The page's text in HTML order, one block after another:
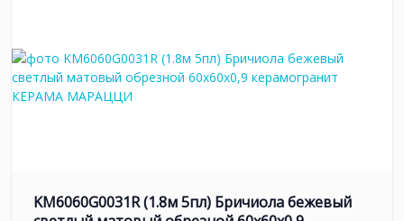
KM6060G0031R (1.8м 5пл) Бричиола бежевый